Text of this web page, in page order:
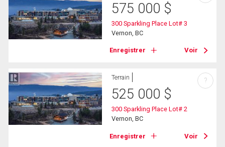
575 000 $
300 Sparkling Place Lot# 3
Vernon, BC
Enregistrer Voir
Terrain
525 000 $
300 Sparkling Place Lot# 2
Vernon, BC
Enregistrer Voir
?